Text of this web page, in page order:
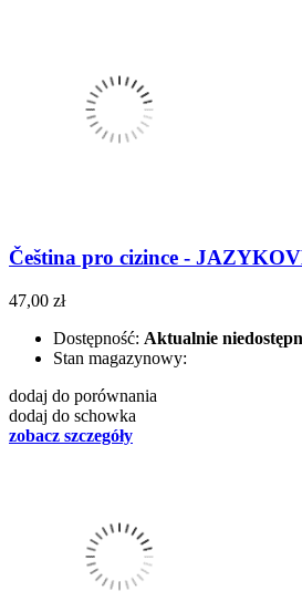
Čeština pro cizince -
47,00 zł
Dostępność: Aktualnie
Stan magazynowy:
dodaj do porównania
dodaj do schowka
zobacz szczegóły